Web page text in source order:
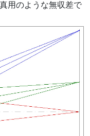
用のような無収差で